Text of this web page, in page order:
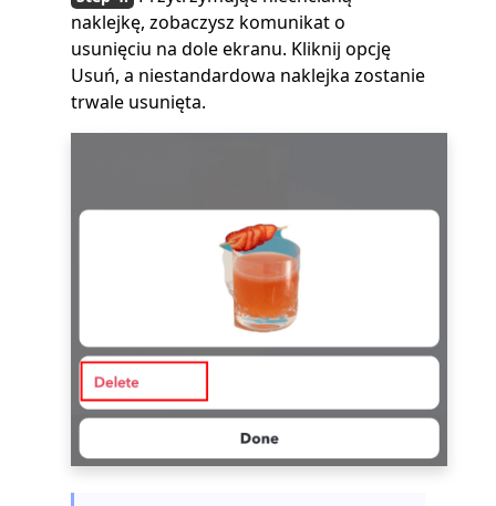
naklejkę, zobaczysz komunikat o
usunięciu na dole ekranu. Kliknij opcję
Usuń, a niestandardowa naklejka zostanie
trwale usunięta.